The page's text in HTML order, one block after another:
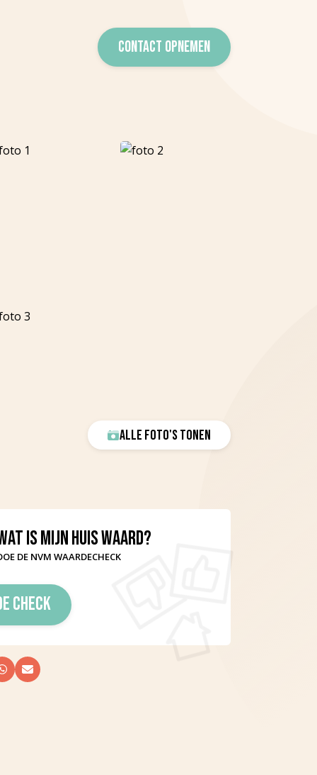
CONTACT OPNEMEN
ALLE FOTO'S TONEN
IS MIJN HUIS WAARD?
DE NVM WAARDECHECK
CHECK